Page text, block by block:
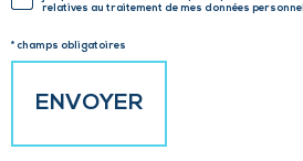
O
O
D
G
relatives au traitement de mes données
* champs obligatoires
ENVOYER